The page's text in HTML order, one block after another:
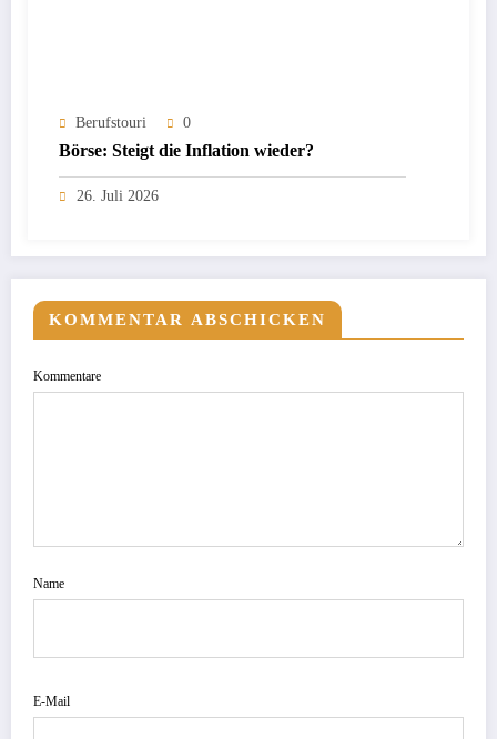
Berufstouri 0
Börse: Steigt die Inflation wieder?
26. Juli 2026
KOMMENTAR ABSCHICKEN
Kommentare
Name
E-Mail